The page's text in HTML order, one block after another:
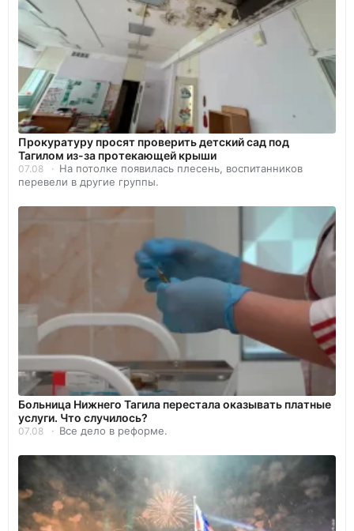
Прокуратуру просят проверить детский сад под
Тагилом из-за протекающей крыши
07.08
На потолке появилась плесень, воспитанников
перевели в другие группы.
Больница Нижнего Тагила перестала оказывать платные
услуги. Что случилось?
07.08 Все дело в реформе.